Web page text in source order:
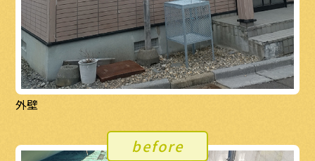
外壁
before